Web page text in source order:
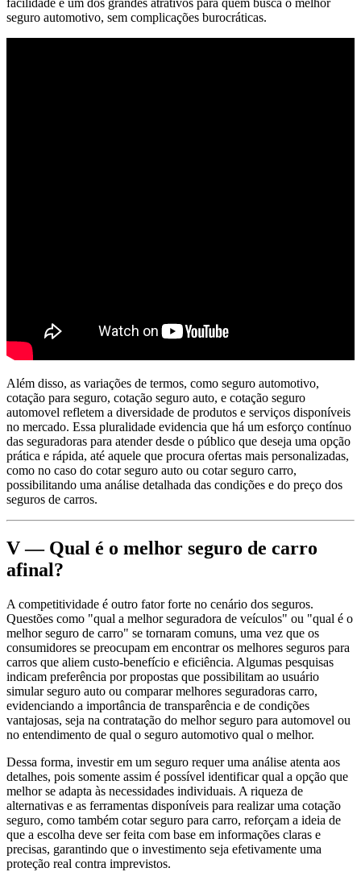
facilidade é um dos grandes atrativos para quem busca o melhor
seguro automotivo, sem complicações burocráticas.
Além disso, as variações de termos, como seguro automotivo,
cotação para seguro, cotação seguro auto, e cotação seguro
automovel refletem a diversidade de produtos e serviços disponíveis
no mercado. Essa pluralidade evidencia que há um esforço contínuo
das seguradoras para atender desde o público que deseja uma opção
prática e rápida, até aquele que procura ofertas mais personalizadas,
como no caso do cotar seguro auto ou cotar seguro carro,
possibilitando uma análise detalhada das condições e do preço dos
seguros de carros.
V — Qual é o melhor seguro de carro
afinal?
A competitividade é outro fator forte no cenário dos seguros.
Questões como "qual a melhor seguradora de veículos" ou "qual é o
melhor seguro de carro" se tornaram comuns, uma vez que os
consumidores se preocupam em encontrar os melhores seguros para
carros que aliem custo-benefício e eficiência. Algumas pesquisas
indicam preferência por propostas que possibilitam ao usuário
simular seguro auto ou comparar melhores seguradoras carro,
evidenciando a importância de transparência e de condições
vantajosas, seja na contratação do melhor seguro para automovel ou
no entendimento de qual o seguro automotivo qual o melhor.
Dessa forma, investir em um seguro requer uma análise atenta aos
detalhes, pois somente assim é possível identificar qual a opção que
melhor se adapta às necessidades individuais. A riqueza de
alternativas e as ferramentas disponíveis para realizar uma cotação
seguro, como também cotar seguro para carro, reforçam a ideia de
que a escolha deve ser feita com base em informações claras e
precisas, garantindo que o investimento seja efetivamente uma
proteção real contra imprevistos.